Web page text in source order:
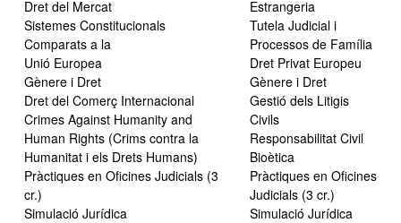
Dret del Mercat
Sistemes Constitucionals
Comparats a la
Unió Europea
Gènere i Dret
Dret del Comerç Internacional
Crimes Against Humanity and
Human Rights (Crims contra la
Humanitat i els Drets Humans)
Pràctiques en Oficines Judicials (3
cr.)
Simulació Jurídica
Estrangeria
Tutela Judicial i
Processos de Família
Dret Privat Europeu
Gènere i Dret
Gestió dels Litigis
Civils
Responsabilitat Civil
Bioètica
Pràctiques en Oficines
Judicials (3 cr.)
Simulació Jurídica